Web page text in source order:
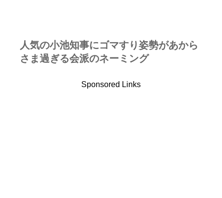
人気の小池知事にゴマすり姿勢があから
さま過ぎる会派のネーミング
Sponsored Links